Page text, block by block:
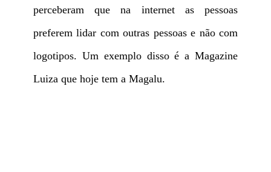
perceberam que na internet as pessoas
preferem lidar com outras pessoas e não com
logotipos. Um exemplo disso é a Magazine
Luiza que hoje tem a Magalu.